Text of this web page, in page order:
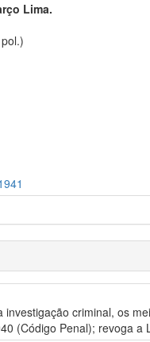
Lima.
criminal, os
(Código Penal); revoga